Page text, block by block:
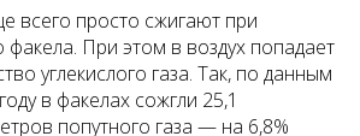
всего просто сжигают при
При этом в воздух попадает
углекислого газа. Так, по данным
в факелах сожгли 25,1
попутного газа — на 6,8%